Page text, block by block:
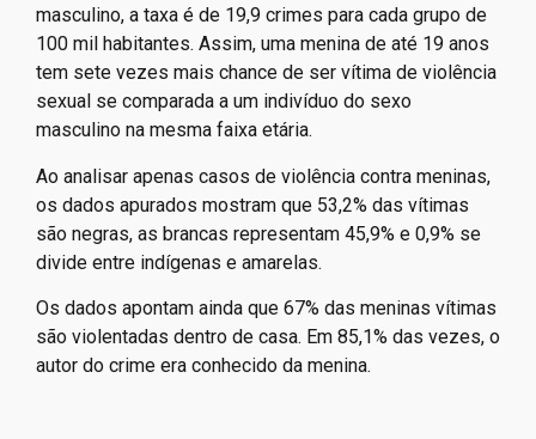
masculino, a taxa é de 19,9 crimes para cada grupo de
100 mil habitantes. Assim, uma menina de até 19 anos
tem sete vezes mais chance de ser vítima de violência
sexual se comparada a um indivíduo do sexo
masculino na mesma faixa etária.
Ao analisar apenas casos de violência contra meninas,
os dados apurados mostram que 53,2% das vítimas
são negras, as brancas representam 45,9% e 0,9% se
divide entre indígenas e amarelas.
Os dados apontam ainda que 67% das meninas vítimas
são violentadas dentro de casa. Em 85,1% das vezes, o
autor do crime era conhecido da menina.